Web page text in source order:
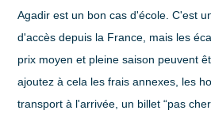
Agadir est un bon cas d'école. C'est
d'accès depuis la France, mais les
prix moyen et pleine saison peuvent
ajoutez à cela les frais annexes, les
transport à l'arrivée, un billet “pas